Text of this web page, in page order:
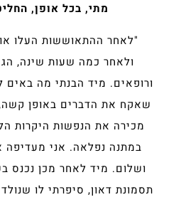
מתי, בכל אופן,
"לאחר ההתאוששות העלו
ולאחר כמה שעות שינה,
ורופאים. מיד הבנתי מה באים
שאקח את הדברים באופן
מכירה את הנפשות היקרות
במתנה נפלאה. אני מעדיפה
ושלום. מיד לאחר מכן נכנס
תסמונת דאון, סיפרתי לו